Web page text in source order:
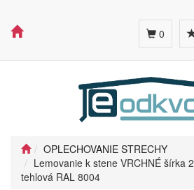
0
OPLECHOVANIE STRECHY
Lemovanie k stene VRCHNÉ šírka
tehlová RAL 8004